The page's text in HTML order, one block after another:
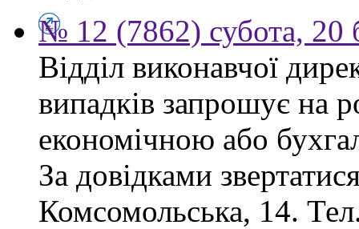
№ 12 (7862) субота, 20
Відділ виконавчої
випадків запрошує на
економічною або
За довідками
Комсомольська, 14.